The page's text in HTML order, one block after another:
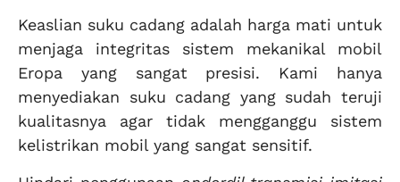
Keaslian suku cadang adalah harga mati untuk
menjaga integritas sistem mekanikal mobil
Eropa yang sangat presisi. Kami hanya
menyediakan suku cadang yang sudah teruji
kualitasnya agar tidak mengganggu sistem
kelistrikan mobil yang sangat sensitif.